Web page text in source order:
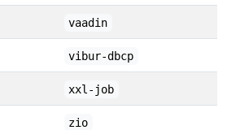
vaadin
vibur-dbcp
xxl-job
zio